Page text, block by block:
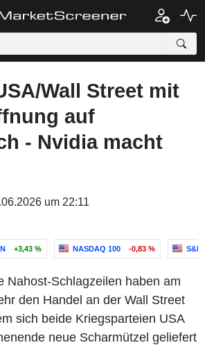
Wall Street mit
auf
- Nvidia macht
um 22:11
+3,43 % NASDAQ 100 -0,83 % S&P
Nahost-Schlagzeilen haben am
den Handel an der Wall Street
sich beide Kriegsparteien USA
neue Scharmützel geliefert